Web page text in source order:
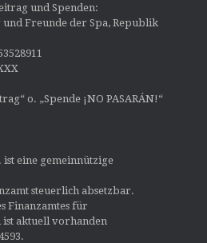
und Spenden:
Freunde der Spa, Republik
o. „Spende ¡NO PASARÁN!“
ist eine gemeinnützige
steuerlich absetzbar.
Finanzamtes für
aktuell vorhanden